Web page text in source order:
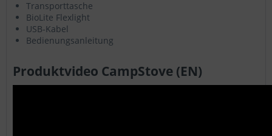
Transporttasche
BioLite Flexlight
USB-Kabel
Bedienungsanleitung
Produktvideo CampStove (EN)